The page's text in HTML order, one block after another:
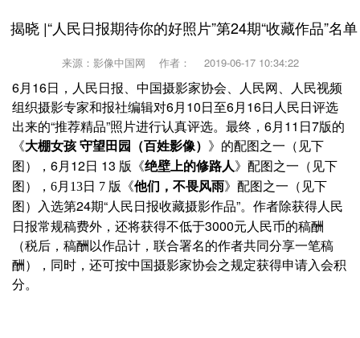
揭晓 |“人民日报期待你的好照片”第24期“收藏作品”名单
来源：影像中国网 作者： 2019-06-17 10:34:22
6月16日，人民日报、中国摄影家协会、人民网、人民视频
组织摄影专家和报社编辑对6月10日至6月16日人民日评选
出来的“推荐精品”照片进行认真评选。最终，6月11日7版的
《大棚女孩 守望田园（百姓影像） 》 的配图之一（见下
图），6月12日 13 版《绝壁上的修路人》 配图之一（见下
图），6月13日 7 版《他们，不畏风雨》配图之一（见下
图）
入选第24期“人民日报收藏摄影作品”。作者除获得人民
日报常规稿费外，还将获得不低于3000元人民币的稿酬
（税后，稿酬以作品计，联合署名的作者共同分享一笔稿
酬），同时，还可按中国摄影家协会之规定获得申请入会积
分。